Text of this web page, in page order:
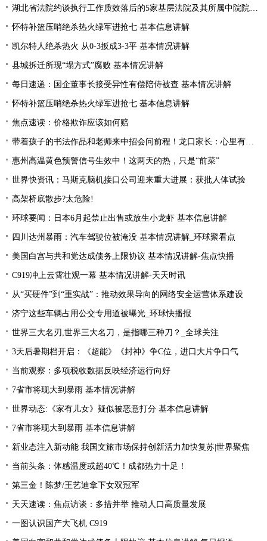
湖北省法院约谈执行工作质效落后的5家基层法院及其所属中院院长|当前焦点
怀特补篮压哨绝杀热火绿军进抢七 基本信息讲解
凯尔特人绝杀热火 从0-3扳成3-3平 基本情况讲解
县城拆迁所现“塌方式”腐败 基本情况讲解
每日速递：国企董事长接受异性有偿陪侍被查 基本情况讲解
怀特补篮压哨绝杀热火绿军进抢七 基本信息讲解
焦点速读：价格欺诈应该如何赔
带着孩子的书法作品和老师来中招会问前程！龙口家长：心里有底了
惠州高温黄色预警信号生效中！这两天的热，只是“前菜”
世界快资讯：马斯克脑机接口公司迎来重大进展：获批人体试验
高架桥底散步?太危险!
环球要闻：日本6月起禁止出售或放生小龙虾 基本信息讲解
四川达州暴雨：汽车驾驶位被淹没 基本情况讲解_环球聚看点
美国白宫与共和党达成债务上限协议 基本情况讲解-焦点快播
C919冲上云霄壮观一幕 基本情况讲解-天天时讯
从“买硬件”到“重实战”：推动效果导向的网络安全运营体系建设
济宁这些车辆占用公交专用道被曝光_环球快播报
世界三大名刃,世界三大名刀，是指哪三种刀？_全球关注
3天后暑期档开启：《超能》《封神》争C位，进口大片争口气
当前观察：多项税收数据反映经济运行向好
7省市将现大到暴雨 基本情况讲解
世界动态:《家有儿女》疑似被恶意打分 基本信息讲解
7省市将现大到暴雨 基本信息讲解
新业态注入新动能 我国文旅市场保持创新活力加快复苏|世界聚焦
当前头条：体感温度或超40℃！成都热力十足！
第三金！陈梦/王艺迪拿下女双冠军
天天速读：焦点访谈：多措并举 推动人口高质量发展
一图认识国产大飞机 C919